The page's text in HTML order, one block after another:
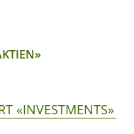
«INVESTMENTS»